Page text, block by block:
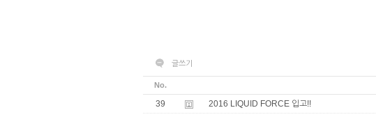
글쓰기
No.
39 2016 LIQUID FORCE 입고!!